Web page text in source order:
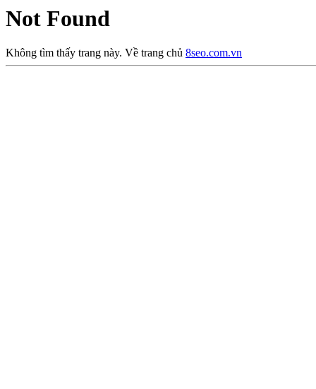
Not Found
Không tìm thấy trang này. Về trang chủ 8seo.com.vn